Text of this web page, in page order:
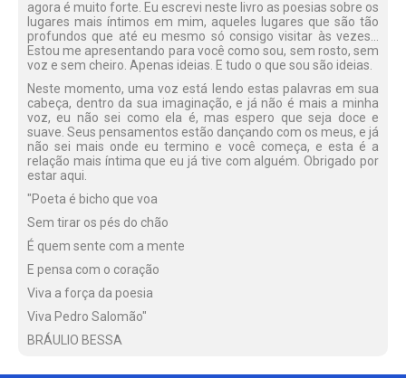
agora é muito forte. Eu escrevi neste livro as poesias sobre os
lugares mais íntimos em mim, aqueles lugares que são tão
profundos que até eu mesmo só consigo visitar às vezes...
Estou me apresentando para você como sou, sem rosto, sem
voz e sem cheiro. Apenas ideias. E tudo o que sou são ideias.
Neste momento, uma voz está lendo estas palavras em sua
cabeça, dentro da sua imaginação, e já não é mais a minha
voz, eu não sei como ela é, mas espero que seja doce e
suave. Seus pensamentos estão dançando com os meus, e já
não sei mais onde eu termino e você começa, e esta é a
relação mais íntima que eu já tive com alguém. Obrigado por
estar aqui.
"Poeta é bicho que voa
Sem tirar os pés do chão
É quem sente com a mente
E pensa com o coração
Viva a força da poesia
Viva Pedro Salomão"
BRÁULIO BESSA